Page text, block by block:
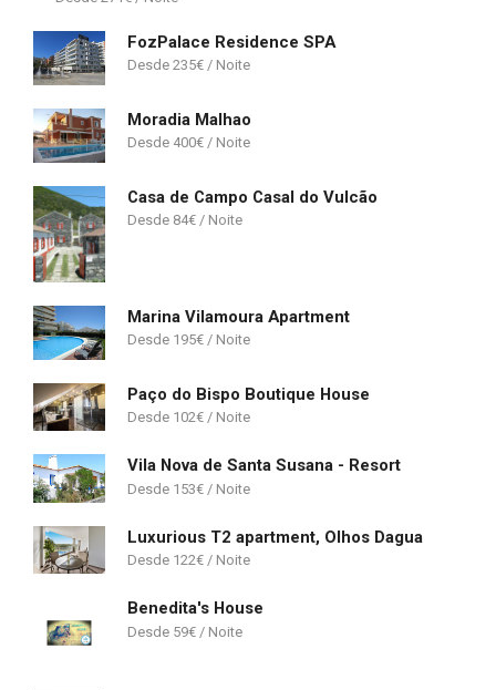
FozPalace Residence SPA
235€
Moradia Malhao
400€
Casa de Campo Casal do Vulcão
84€
Marina Vilamoura Apartment
195€
Paço do Bispo Boutique House
102€
Vila Nova de Santa Susana - Resort
153€
Luxurious T2 apartment, Olhos Dagua
122€
Benedita's House
59€